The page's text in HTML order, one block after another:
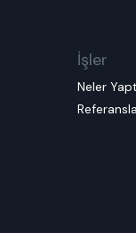
İşler
Neler